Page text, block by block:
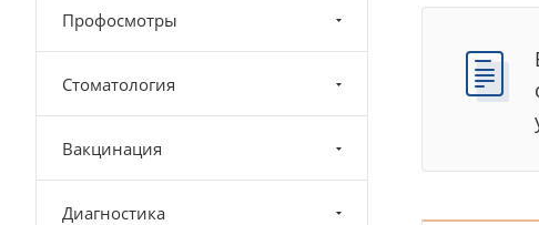
Профосмотры
Стоматология
Вакцинация
Диагностика